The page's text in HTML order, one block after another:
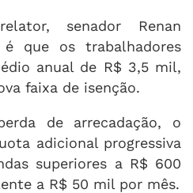
senador Renan
é que os trabalhadores
anual de R$ 3,5 mil,
faixa de isenção.
de arrecadação, o
adicional progressiva
superiores a R$ 600
a R$ 50 mil por mês.